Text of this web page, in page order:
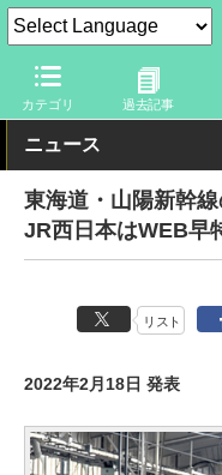
カテゴリ 過去記事
トラベル Watch 企業・政
ニュース
東海道・山陽新幹線
JR西日本はWEB早
リスト
2022年2月18日 発表